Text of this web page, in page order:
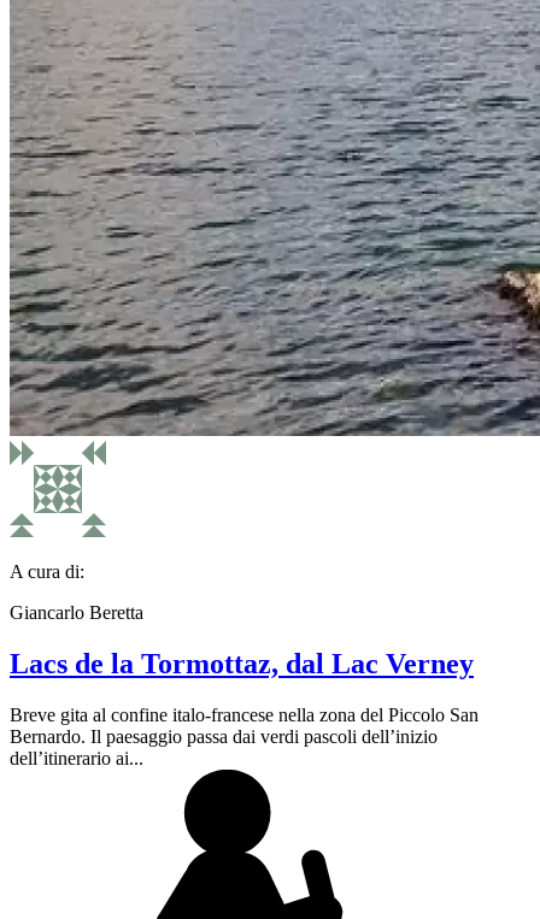
A cura di:
Giancarlo Beretta
Lacs de la Tormottaz, dal Lac Verney
Breve gita al confine italo-francese nella zona del Piccolo San
Bernardo. Il paesaggio passa dai verdi pascoli dell’inizio
dell’itinerario ai...